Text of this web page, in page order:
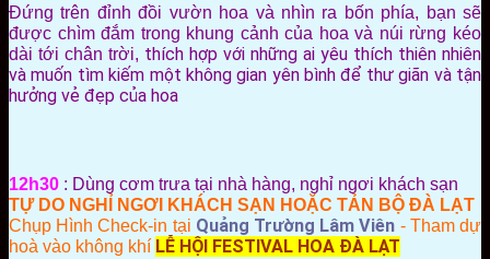
Đứng trên đỉnh đồi vườn hoa và nhìn ra bốn phía, bạn sẽ
được chìm đắm trong khung cảnh của hoa và núi rừng kéo
dài tới chân trời, thích hợp với những ai yêu thích thiên nhiên
và muốn tìm kiếm một không gian yên bình để thư giãn và tận
hưởng vẻ đẹp của hoa
12h30 : Dùng cơm trưa tại nhà hàng, nghỉ ngơi khách sạn
TỰ DO NGHỈ NGƠI KHÁCH SẠN HOẶC TẢN BỘ ĐÀ LẠT
Chụp Hình Check-in tại Quảng Trường Lâm Viên - Tham dự
hoà vào không khí LỄ HỘI FESTIVAL HOA ĐÀ LẠT